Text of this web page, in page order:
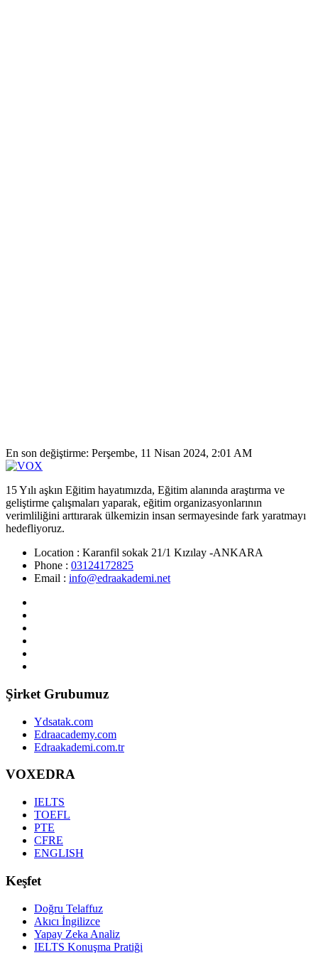
En son değiştirme: Perşembe, 11 Nisan 2024, 2:01 AM
15 Yılı aşkın Eğitim hayatımızda, Eğitim alanında araştırma ve
geliştirme çalışmaları yaparak, eğitim organizasyonlarının
verimliliğini arttırarak ülkemizin insan sermayesinde fark yaratmayı
hedefliyoruz.
Location : Karanfil sokak 21/1 Kızılay -ANKARA
Phone : 03124172825
Email : info@edraakademi.net
Şirket Grubumuz
Ydsatak.com
Edraacademy.com
Edraakademi.com.tr
VOXEDRA
IELTS
TOEFL
PTE
CFRE
ENGLISH
Keşfet
Doğru Telaffuz
Akıcı İngilizce
Yapay Zeka Analiz
IELTS Konuşma Pratiği